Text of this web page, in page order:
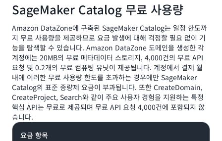
SageMaker Catalog 무료 사용량
Amazon DataZone에 구축된 SageMaker Catalog는 일정 한도까
지 무료 사용량을 제공하므로 요금 발생에 대해 걱정할 필요 없이 기
능을 탐색할 수 있습니다. Amazon DataZone 도메인을 생성한 각
계정에는 20MB의 무료 메타데이터 스토리지, 4,000건의 무료 API
요청 및 0.2개의 무료 컴퓨팅 유닛이 제공됩니다. 계정에서 결제 월
내에 이러한 무료 사용량 한도를 초과하는 경우에만 SageMaker
Catalog의 표준 종량제 요금이 부과됩니다. 또한 CreateDomain,
CreateProject, Search와 같이 주요 사용자 경험을 지원하는 특정
핵심 API는 무료로 제공되며 무료 API 요청 4,000건에 포함되지 않
습니다.
요금 항목